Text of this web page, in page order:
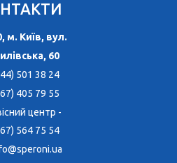
м. Київ, вул.
60
501 38 24
405 79 55
центр -
564 75 54